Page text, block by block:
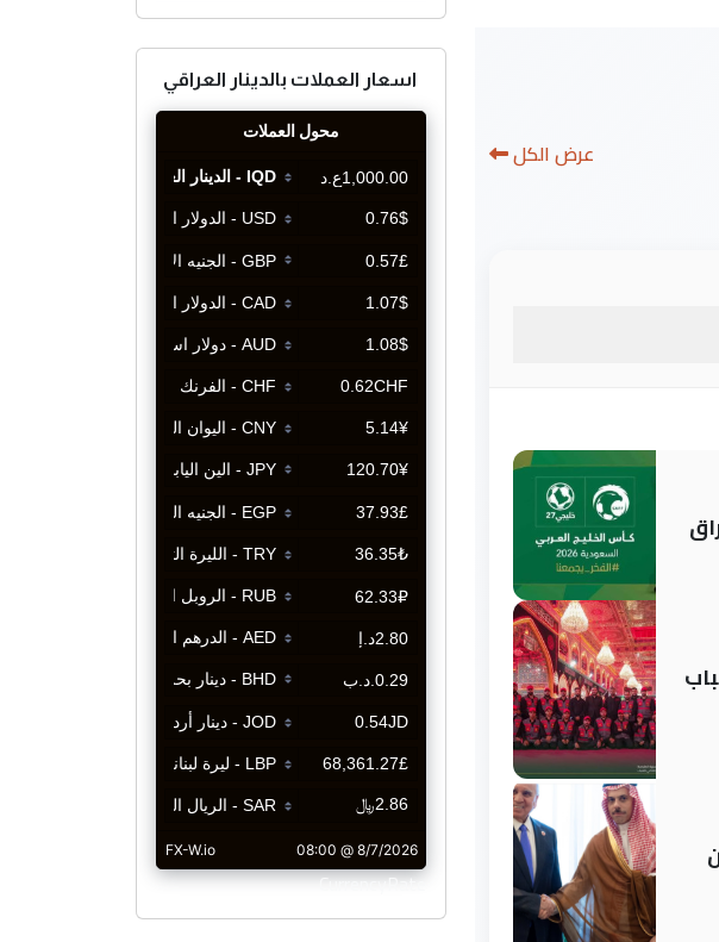
عرض الكل
اسعار العملات بالدينار العراقي
CurrencyRate